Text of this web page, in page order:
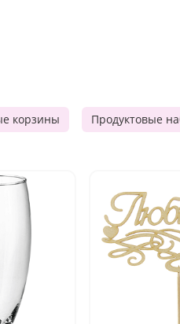
корзины Продуктовые